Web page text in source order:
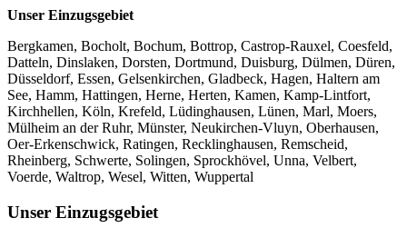
Unser Einzugsgebiet
Bergkamen, Bocholt, Bochum, Bottrop, Castrop-Rauxel, Coesfeld,
Datteln, Dinslaken, Dorsten, Dortmund, Duisburg, Dülmen, Düren,
Düsseldorf, Essen, Gelsenkirchen, Gladbeck, Hagen, Haltern am
See, Hamm, Hattingen, Herne, Herten, Kamen, Kamp-Lintfort,
Kirchhellen, Köln, Krefeld, Lüdinghausen, Lünen, Marl, Moers,
Mülheim an der Ruhr, Münster, Neukirchen-Vluyn, Oberhausen,
Oer-Erkenschwick, Ratingen, Recklinghausen, Remscheid,
Rheinberg, Schwerte, Solingen, Sprockhövel, Unna, Velbert,
Voerde, Waltrop, Wesel, Witten, Wuppertal
Unser Einzugsgebiet